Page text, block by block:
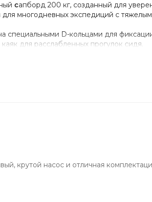
сапборд 200 кг, созданный для
многодневных экспедиций с
специальными D-кольцами для
для расслабленных прогулок сидя.
взрослых сапборд, которая идеально
цветными лопастями.
с увеличенным объемом, чтобы вы
D-кольцо. Теперь купить
крутой насос и отличная